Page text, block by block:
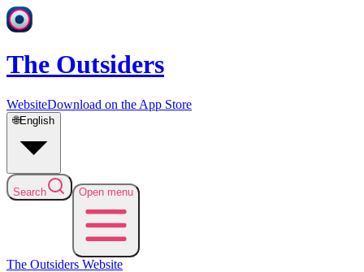
The Outsiders
WebsiteDownload on the App Store
🌐English
Search Open menu
The Outsiders Website